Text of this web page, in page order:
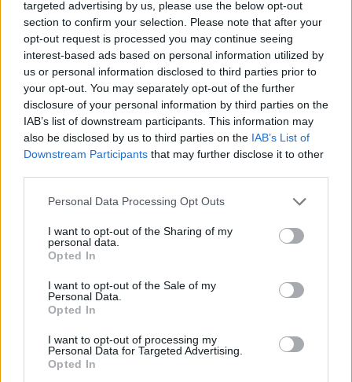
targeted advertising by us, please use the below opt-out
section to confirm your selection. Please note that after your
opt-out request is processed you may continue seeing
interest-based ads based on personal information utilized by
us or personal information disclosed to third parties prior to
your opt-out. You may separately opt-out of the further
disclosure of your personal information by third parties on the
IAB’s list of downstream participants. This information may
also be disclosed by us to third parties on the IAB’s List of
Downstream Participants that may further disclose it to other
Personal Data Processing Opt Outs
I want to opt-out of the Sharing of my
personal data.
Opted In
I want to opt-out of the Sale of my
Personal Data.
Opted In
I want to opt-out of processing my
Personal Data for Targeted Advertising.
Opted In
Germagnano (10)
Giaglione (3)
Giaveno (206)
Givoletto (46)
Gravere (5)
Groscavallo (6)
Grosso (17)
Grugliasco (480)
Inverso Pinasca (7)
Issiglio (3)
La Cassa (13)